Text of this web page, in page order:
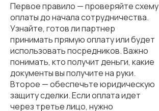
Первое правило — проверяйте схему
оплаты до начала сотрудничества.
Узнайте, готов ли партнер
принимать прямую оплату или будет
использовать посредников. Важно
понимать, кто получит деньги, какие
документы вы получите на руки.
Второе — обеспечьте юридическую
защиту сделки. Если оплата идет
через третье лицо, нужно